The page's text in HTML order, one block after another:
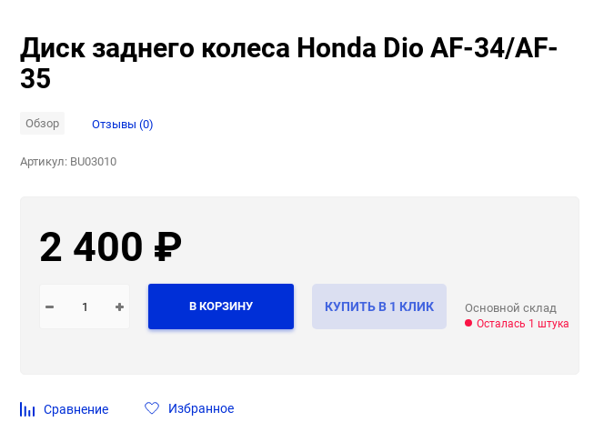
Диск заднего колеса Honda Dio AF-34/AF-
35
Обзор Отзывы (0)
Артикул: BU03010
2 400 ₽
В КОРЗИНУ КУПИТЬ В 1 КЛИК Основной склад
Осталась 1 штука
Сравнение Избранное